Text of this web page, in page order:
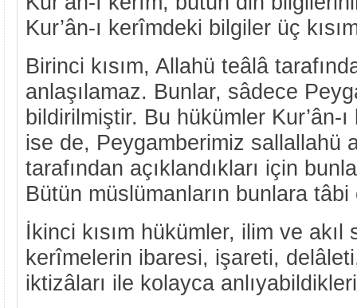
Kur’ân-ı kerîmdeki bilgiler üç
Birinci kısım, Allahü teâlâ
anlaşılamaz. Bunlar, sâdece
bildirilmiştir. Bu hükümler Kur’ân-ı
ise de, Peygamberimiz sallallahü
tarafından açıklandıkları için
Bütün müslümanların bunlara tâbi
İkinci kısım hükümler, ilim ve
kerîmelerin ibaresi, işareti,
iktizâları ile kolayca